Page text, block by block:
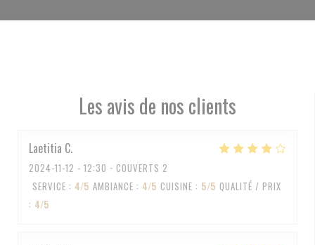
Les avis de nos clients
Laetitia C
2024-11-12 - 12:30 - COUVERTS 2
SERVICE : 4/5 AMBIANCE : 4/5 CUISINE : 5/5 QUALITÉ / PRIX
: 4/5